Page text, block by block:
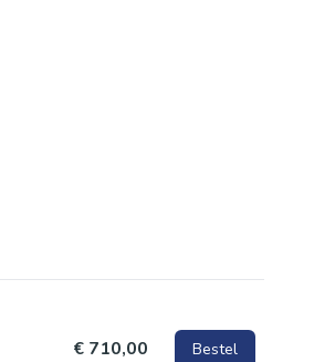
€ 710,00 Bestel